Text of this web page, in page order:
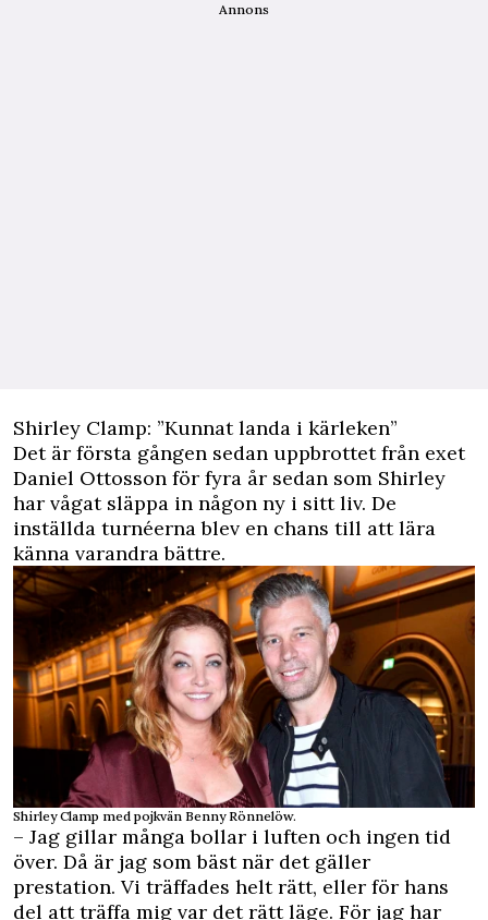
Annons
Shirley Clamp: ”Kunnat landa i kärleken”
Det är första gången sedan uppbrottet från exet
Daniel Ottosson för fyra år sedan som Shirley
har vågat släppa in någon ny i sitt liv. De
inställda turnéerna blev en chans till att lära
känna varandra bättre.
Shirley Clamp med pojkvän Benny Rönnelöw.
– Jag gillar många bollar i luften och ingen tid
över. Då är jag som bäst när det gäller
prestation. Vi träffades helt rätt, eller för hans
del att träffa mig var det rätt läge. För jag har